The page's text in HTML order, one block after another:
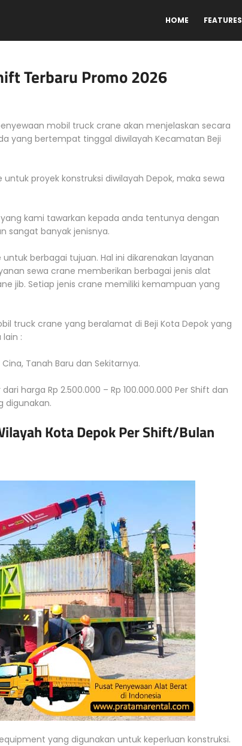
HOME FEATURES
Terbaru Promo 2026
mobil truck crane akan menjelaskan secara
yang bertempat tinggal diwilayah Kecamatan Beji
proyek konstruksi diwilayah Depok, maka sewa
kami tawarkan kepada anda tentunya dengan
sangat banyak jenisnya.
berbagai tujuan. Hal ini dikarenakan layanan
sewa crane memberikan berbagai jenis alat
jib. Setiap jenis crane memiliki kemampuan yang
truck crane yang beralamat di Beji Kota Depok yang
:
Cina, Tanah Baru dan Sekitarnya.
harga Rp 2.500.000 – Rp 100.000.000 Per Shift dan
digunakan.
Kota Depok Per Shift/Bulan
yang digunakan untuk keperluan konstruksi.